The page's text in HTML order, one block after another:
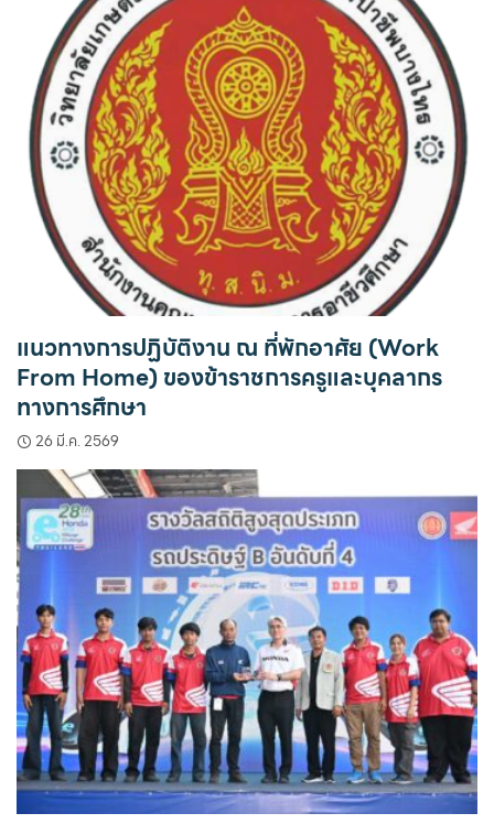
แนวทางการปฏิบัติงาน ณ ที่พักอาศัย (Work
From Home) ของข้าราชการครูและบุคลากร
ทางการศึกษา
26 มี.ค. 2569